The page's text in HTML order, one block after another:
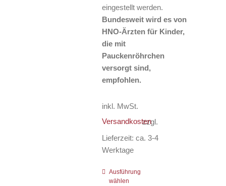
eingestellt werden.
Bundesweit wird es von
HNO-Ärzten für Kinder,
die mit
Pauckenröhrchen
versorgt sind,
empfohlen.
inkl. MwSt.
zzgl.
Versandkosten
Lieferzeit: ca. 3-4
Werktage
Ausführung
wählen